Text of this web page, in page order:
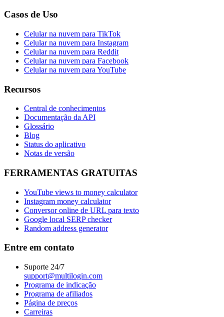
Casos de Uso
Celular na nuvem para TikTok
Celular na nuvem para Instagram
Celular na nuvem para Reddit
Celular na nuvem para Facebook
Celular na nuvem para YouTube
Recursos
Central de conhecimentos
Documentação da API
Glossário
Blog
Status do aplicativo
Notas de versão
FERRAMENTAS GRATUITAS
YouTube views to money calculator
Instagram money calculator
Conversor online de URL para texto
Google local SERP checker
Random address generator
Entre em contato
Suporte 24/7
support@multilogin.com
Programa de indicação
Programa de afiliados
Página de preços
Carreiras